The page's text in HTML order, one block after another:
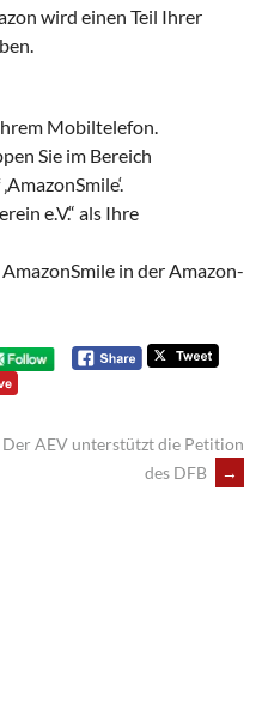
wird einen Teil Ihrer
Mobiltelefon.
Sie im Bereich
e.V.“ als Ihre
in der Amazon-
Der AEV unterstützt die Petition
des DFB
→